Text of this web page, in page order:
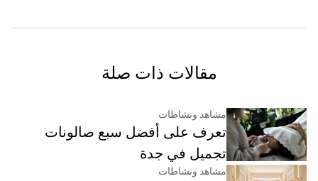
مقالات ذات صلة
مشاهد ونشاطات
تعرف على أفضل سبع صالونات
تجميل في جدة
مشاهد ونشاطات